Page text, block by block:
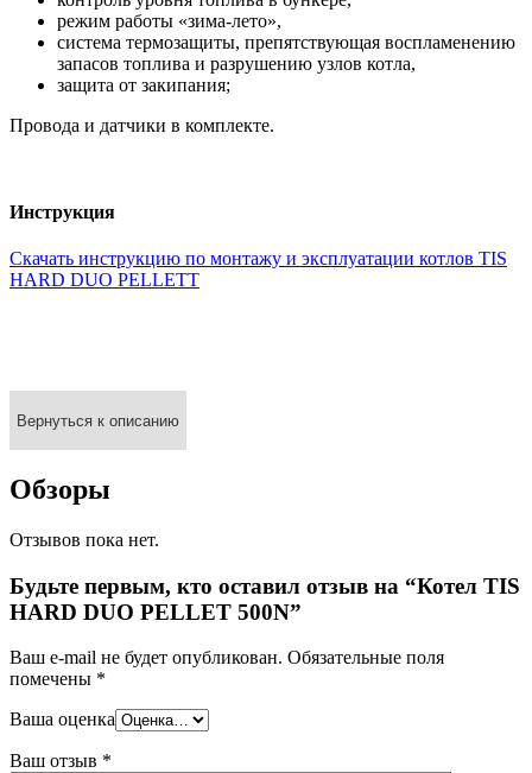
режим работы «зима-лето»,
система термозащиты, препятствующая воспламенению
запасов топлива и разрушению узлов котла,
защита от закипания;
Провода и датчики в комплекте.
Инструкция
Скачать инструкцию по монтажу и эксплуатации котлов TIS
HARD DUO PELLETT
Вернуться к описанию
Обзоры
Отзывов пока нет.
Будьте первым, кто оставил отзыв на “Котел TIS
HARD DUO PELLET 500N”
Ваш e-mail не будет опубликован. Обязательные поля
помечены *
Ваша оценка
Ваш отзыв *